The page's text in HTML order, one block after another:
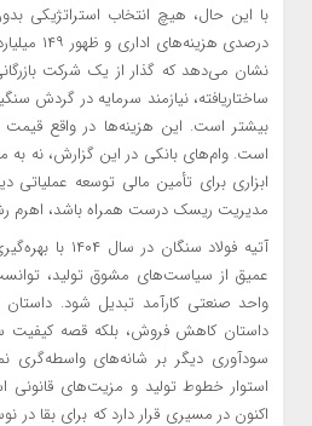
درصدی
نشان می‌دهد که گذار از یک شرکت
ساختاریافته، نیازمند سرمایه در گردش
بیشتر است. این هزینه‌ها در واقع قیمت
است. وام‌های بانکی در این گزارش، نه به
ابزاری برای تأمین مالی توسعه‌ عملیاتی
مدیریت ریسک درست همراه باشد، اهرم
آتیه فولاد
عمیق از سیاست‌های مشوق تولید،
داستان کاهش فروش، بلکه قصه کیفیت
سودآوری دیگر بر شانه‌های واسطه‌گری
استوار خطوط تولید و مزیت‌های
اکنون در مسیری قرار دارد که برای بقا در